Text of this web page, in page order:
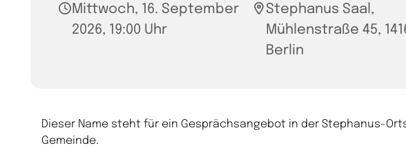
Mittwoch, 16. September
2026, 19:00 Uhr
Stephanus Saal,
Mühlenstraße 45,
Berlin
Dieser Name steht für ein Gesprächsangebot in der Stephanus-
Gemeinde.